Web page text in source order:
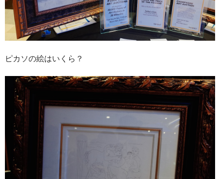
ピカソの絵はいくら？